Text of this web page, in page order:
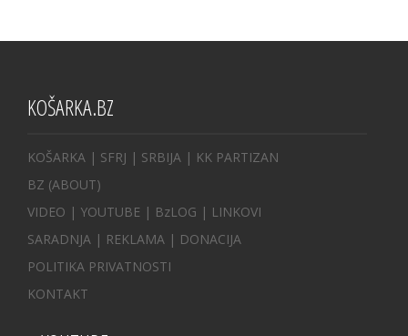
KOŠARKA.BZ
KOŠARKA | SFRJ | SRBIJA | KK PARTIZAN
BZ (ABOUT)
VIDEO | YOUTUBE | BzLOG | LINKOVI
SARADNJA | REKLAMA | DONACIJA
POLITIKA PRIVATNOSTI
KONTAKT